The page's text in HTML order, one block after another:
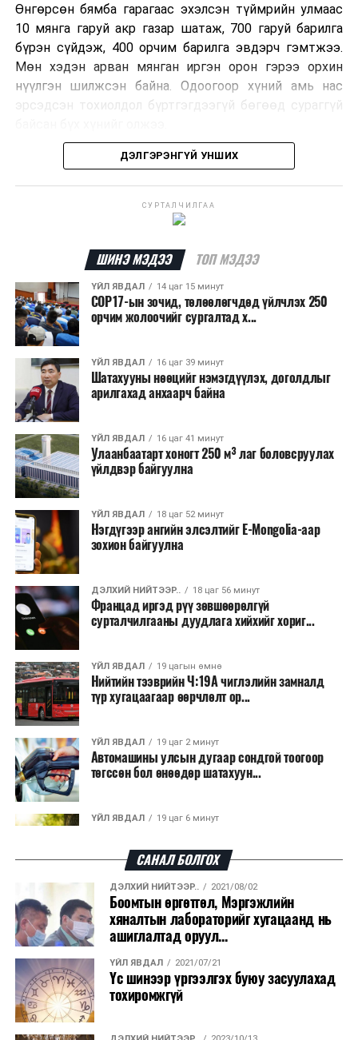
Өнгөрсөн бямба гарагаас эхэлсэн түймрийн улмаас
10 мянга гаруй акр газар шатаж, 700 гаруй барилга
бүрэн сүйдэж, 400 орчим барилга эвдэрч гэмтжээ.
Мөн хэдэн арван мянган иргэн орон гэрээ орхин
нүүлгэн шилжсэн байна. Одоогоор хүний амь нас
эрсэдсэн тохиолдол бүртгэгдээгүй бөгөөд сураггүй
Албаныхны мэдээлснээр түймрийн нэг голомтыг
шатаасан гэх үндэслэлээр эрүүгийн хэрэг үүсгэн
шалтгааныг үргэлжлүүлэн тогтоож байгаа бөгөөд
аянгын улмаас үүсээгүй гэж үзэж байгаа аж.
Одоогоор АНУ даяар 13 мужид 90 гаруй томоохон ой,
хээрийн түймэр идэвхтэй үргэлжилж байгаагийн
талаас илүү нь Орегон болон Вашингтон мужид
бүртгэгдсэн байна. Цаг уурын байгууллагууд ойрын
өдрүүдэд агаарын температур дахин огцом
нэмэгдэж, хуурайшилт эрчимжих төлөвтэй байгааг
анхааруулсан бөгөөд энэ нь гал унтраах ажиллагаанд
шинэ сорилт учруулж болзошгүйг онцолжээ.
ДЭЛГЭРЭНГҮЙ УНШИХ
СУРТАЛЧИЛГАА
ШИНЭ МЭДЭЭ ТОП МЭДЭЭ
ҮЙЛ ЯВДАЛ 14 цаг 15 минут
COP17-ын зочид, төлөөлөгчдөд үйлчлэх 250
орчим жолоочийг сургалтад х...
ҮЙЛ ЯВДАЛ 16 цаг 39 минут
Шатахууны нөөцийг нэмэгдүүлэх, доголдлыг
арилгахад анхаарч байна
ҮЙЛ ЯВДАЛ 16 цаг 41 минут
Улаанбаатарт хоногт 250 м³ лаг боловсруулах
үйлдвэр байгуулна
ҮЙЛ ЯВДАЛ 18 цаг 52 минут
Нэгдүгээр ангийн элсэлтийг E-Mongolia-аар
зохион байгуулна
ДЭЛХИЙ НИЙТЭЭР.. 18 цаг 56 минут
Францад иргэд рүү зөвшөөрөлгүй
сурталчилгааны дуудлага хийхийг хориг...
ҮЙЛ ЯВДАЛ 19 цагын өмнө
Нийтийн тээврийн Ч:19А чиглэлийн замналд
түр хугацаагаар өөрчлөлт ор...
ҮЙЛ ЯВДАЛ 19 цаг 2 минут
Автомашины улсын дугаар сондгой тоогоор
төгссөн бол өнөөдөр шатахуун...
ҮЙЛ ЯВДАЛ 19 цаг 6 минут
ДЭЛХИЙ НИЙТЭЭР.. 2026/08/06
“Уралдронзавод” компанийн ерөнхий
захирлын автомашиныг дэлбэлжээ...
ҮЙЛ ЯВДАЛ 2026/08/06
Сүхбаатар боомтоор тав хоногт 10 мянга гаруй
тонн АИ-92 автобензин и...
САНАЛ БОЛГОХ
ДЭЛХИЙ НИЙТЭЭР.. 2021/08/02
Боомтын өргөтгөл, Мэргэжлийн
хяналтын лабораторийг хугацаанд нь
ашиглалтад оруул...
ҮЙЛ ЯВДАЛ 2021/07/21
Үс шинээр үргээлгэх буюу засуулахад
тохиромжгүй